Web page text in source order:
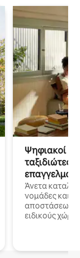
Ψηφιακοί
ταξιδιώτες
Άνετα
νομάδες και
αποστάσεως
ειδικούς